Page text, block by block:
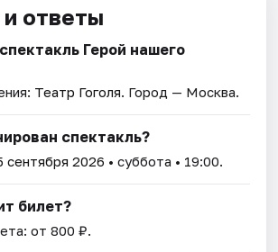
ответы
Герой нашего
Театр Гоголя. Город — Москва.
спектакль?
сентября 2026 • суббота • 19:00.
билет?
от 800 ₽.